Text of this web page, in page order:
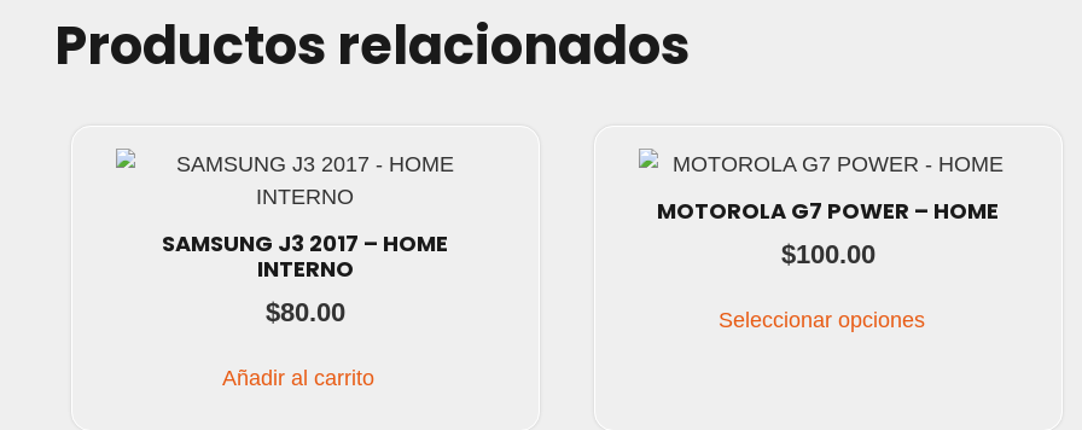
Productos relacionados
SAMSUNG J3 2017 – HOME
INTERNO
$80.00
Añadir al carrito
MOTOROLA G7 POWER – HOME
$100.00
Seleccionar opciones
variantes.